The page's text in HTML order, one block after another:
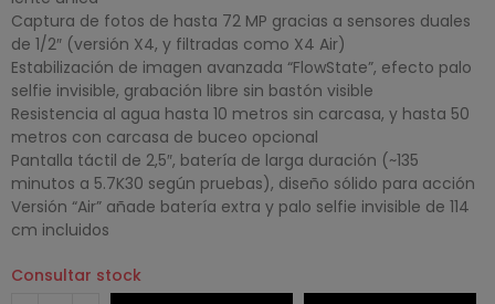
Captura de fotos de hasta 72 MP gracias a sensores duales
de 1/2″ (versión X4, y filtradas como X4 Air)
Estabilización de imagen avanzada “FlowState”, efecto palo
selfie invisible, grabación libre sin bastón visible
Resistencia al agua hasta 10 metros sin carcasa, y hasta 50
metros con carcasa de buceo opcional
Pantalla táctil de 2,5″, batería de larga duración (~135
minutos a 5.7K30 según pruebas), diseño sólido para acción
Versión “Air” añade batería extra y palo selfie invisible de 114
cm incluidos
Consultar stock